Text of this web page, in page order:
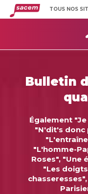
TOUS NOS
Bulletin
Également "Je
"N'dit's donc
"L'homme-
Roses", "Une
"Les